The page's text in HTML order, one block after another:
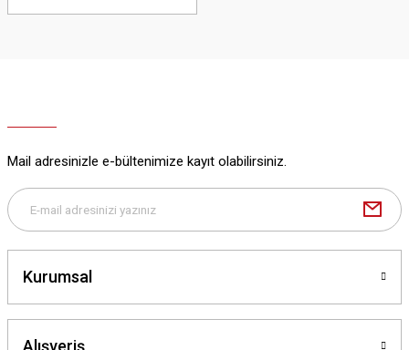
Mail adresinizle e-bültenimize kayıt olabilirsiniz.
Kurumsal